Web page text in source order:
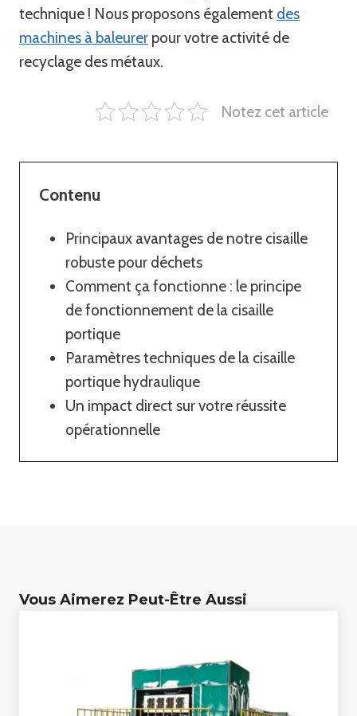
technique ! Nous proposons également des
machines à baleurer pour votre activité de
recyclage des métaux.
Notez cet article
Contenu
Principaux avantages de notre cisaille
robuste pour déchets
Comment ça fonctionne : le principe
de fonctionnement de la cisaille
portique
Paramètres techniques de la cisaille
portique hydraulique
Un impact direct sur votre réussite
opérationnelle
Vous Aimerez Peut-Être Aussi